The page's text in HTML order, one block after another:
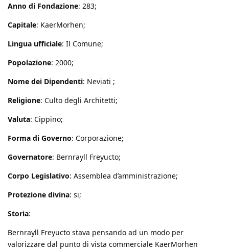
Anno di Fondazione: 283;
Capitale: KaerMorhen;
Lingua ufficiale: Il Comune;
Popolazione: 2000;
Nome dei Dipendenti: Neviati ;
Religione: Culto degli Architetti;
Valuta: Cippino;
Forma di Governo: Corporazione;
Governatore: Bernrayll Freyucto;
Corpo Legislativo: Assemblea d’amministrazione;
Protezione divina: si;
Storia:
Bernrayll Freyucto stava pensando ad un modo per
valorizzare dal punto di vista commerciale KaerMorhen